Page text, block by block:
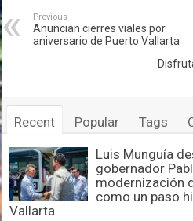
Previous
Anuncian cierres viales por
aniversario de Puerto Vallarta
Recent Popular Tags
Luis Munguía
gobernador
modernización
como un paso
Vallarta